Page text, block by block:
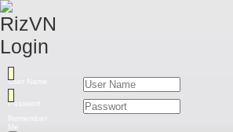
User Name
Passwort
Remember
Me